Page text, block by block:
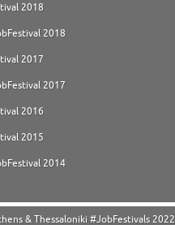
2018
2018
2017
2017
2016
2015
2014
& Thessaloniki #JobFestivals 2022